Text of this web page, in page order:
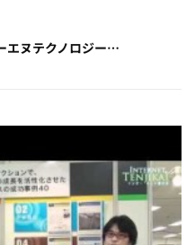
エヌテクノロジー…